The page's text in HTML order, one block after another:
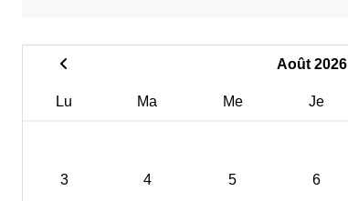
Août 2026
Lu Ma Me Je
3 4 5 6